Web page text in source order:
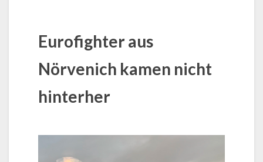
Eurofighter aus
Nörvenich kamen nicht
hinterher